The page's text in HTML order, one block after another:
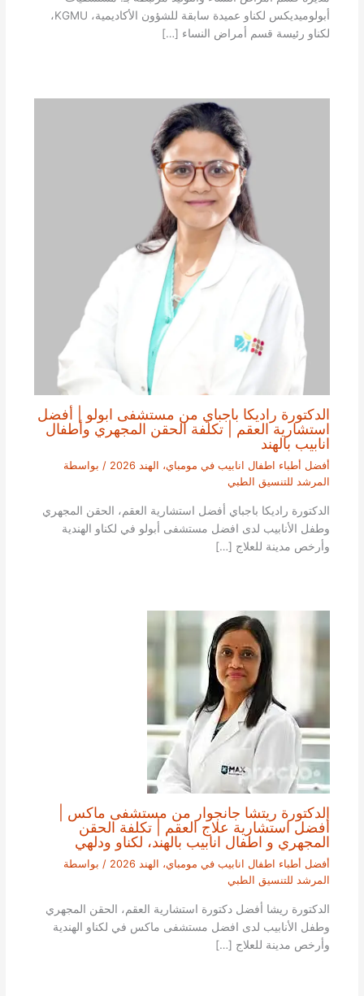
أبولوميديكس لكناو عميدة سابقة للشؤون الأكاديمية، KGMU،
لكناو رئيسة قسم أمراض النساء […]
الدكتورة راديكا باجباي من مستشفى ابولو | أفضل
استشارية العقم | تكلفة الحقن المجهري وأطفال
انابيب بالهند
أفضل أطباء اطفال انابيب في مومباي، الهند 2026
/ بواسطة
المرشد للتنسيق الطبي
الدكتورة راديكا باجباي أفضل استشارية العقم، الحقن المجهري
وطفل الأنابيب لدى افضل مستشفى أبولو في لكناو الهندية
وأرخص مدينة للعلاج […]
الدكتورة ريتشا جانجوار من مستشفى ماكس |
أفضل استشارية علاج العقم | تكلفة الحقن
المجهري و اطفال انابيب بالهند، لكناو ودلهي
أفضل أطباء اطفال انابيب في مومباي، الهند 2026
/ بواسطة
المرشد للتنسيق الطبي
الدكتورة ريشا أفضل دكتورة استشارية العقم، الحقن المجهري
وطفل الأنابيب لدى افضل مستشفى ماكس في لكناو الهندية
وأرخص مدينة للعلاج […]